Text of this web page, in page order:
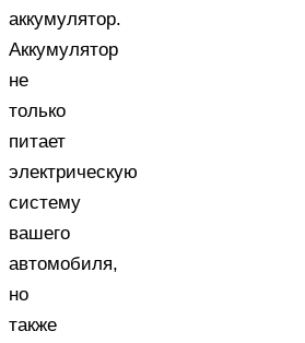
аккумулятор.
Аккумулятор
не
только
питает
электрическую
систему
вашего
автомобиля,
но
также